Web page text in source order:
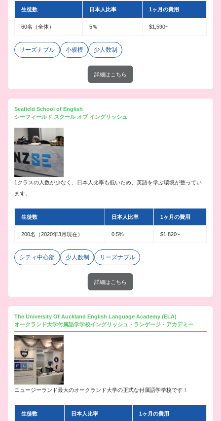
生徒数 日本人比率 1ヶ月の費用
60名（全体） 5％ $1,590~
リーズナブル 小規模 少人数制
詳細はこちら
Seafield School of English
シーフィールド スクール オブ イングリッシュ
1クラスの人数が少なく、日本人比率も低いため、英語を学ぶ環境が整ってい
ます。
生徒数 日本人比率 1ヶ月の費用
200名（2020年3月現在） 0.5% $1,820~
シティ中心部 少人数制 リーズナブル
詳細はこちら
The University Of Auckland English Language Academy (ELA)
オークランド大学付属語学学校イングリッシュ・ランゲージ・アカデミー
ニュージーランド最大のオークランド大学の正式な付属語学学校です！
生徒数 日本人比率 1ヶ月の費用